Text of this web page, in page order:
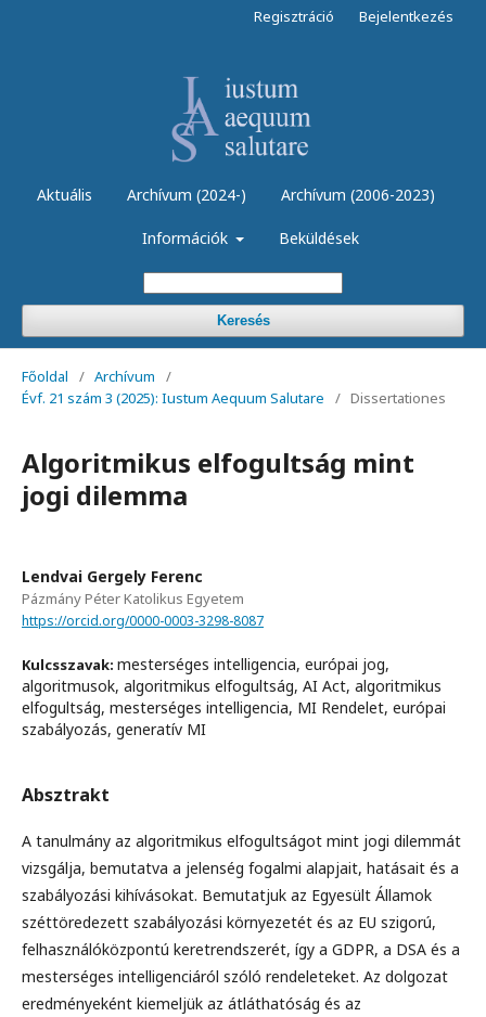
Aktuális Archívum (2024-) Archívum (2006-2023)
Információk Beküldések
Keresés
Regisztráció Bejelentkezés
Főoldal / Archívum
/
Évf. 21 szám 3 (2025): Iustum Aequum Salutare
/ Dissertationes
Algoritmikus elfogultság mint
jogi dilemma
Lendvai Gergely Ferenc
Pázmány Péter Katolikus Egyetem
https://orcid.org/0000-0003-3298-8087
Kulcsszavak: mesterséges intelligencia, európai jog,
algoritmusok, algoritmikus elfogultság, AI Act, algoritmikus
elfogultság, mesterséges intelligencia, MI Rendelet, európai
szabályozás, generatív MI
Absztrakt
A tanulmány az algoritmikus elfogultságot mint jogi dilemmát
vizsgálja, bemutatva a jelenség fogalmi alapjait, hatásait és a
szabályozási kihívásokat. Bemutatjuk az Egyesült Államok
széttöredezett szabályozási környezetét és az EU szigorú,
felhasználóközpontú keretrendszerét, így a GDPR, a DSA és a
mesterséges intelligenciáról szóló rendeleteket. Az dolgozat
eredményeként kiemeljük az átláthatóság és az